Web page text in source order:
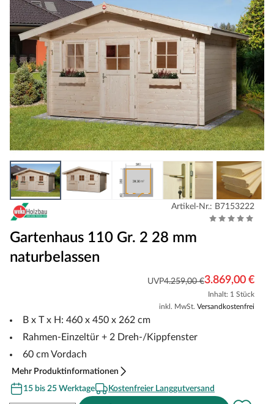
Artikel-Nr.: B7153222
Gartenhaus 110 Gr. 2 28 mm
naturbelassen
UVP4.259,00 €3.869,00 €
Inhalt: 1 Stück
inkl. MwSt. Versandkostenfrei
B x T x H: 460 x 450 x 262 cm
Rahmen-Einzeltür + 2 Dreh-/Kippfenster
60 cm Vordach
Mehr Produktinformationen
15 bis 25 Werktage
Kostenfreier Langgutversand